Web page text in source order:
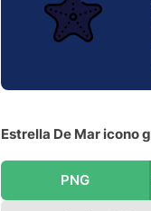
Estrella De Mar icono
PNG